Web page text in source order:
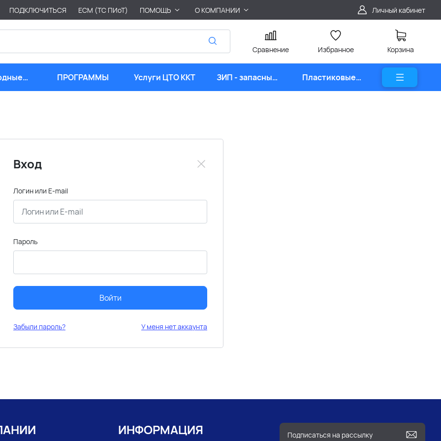
ПОДКЛЮЧИТЬСЯ ЕСМ (ТС ПИоТ) ПОМОЩЬ О КОМПАНИИ Личный кабинет
Сравнение Избранное Корзина
ПРОГРАММЫ Услуги ЦТО ККТ
ЗИП - запасные
части
Пластиковые
карты
Вход
Логин или E-mail
Пароль
Войти
Забыли пароль? У меня нет аккаунта
ИНФОРМАЦИЯ